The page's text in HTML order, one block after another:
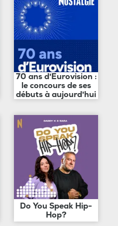
70 ans d'Eurovision :
le concours de ses
débuts à aujourd'hui
Do You Speak Hip-
Hop?